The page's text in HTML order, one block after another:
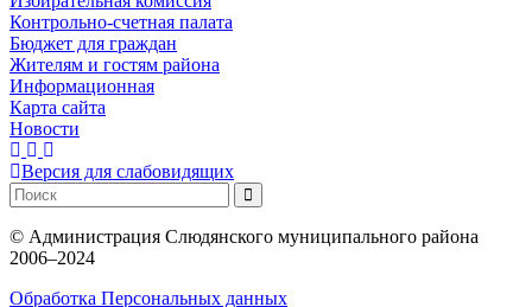
Контрольно-счетная палата
Бюджет для граждан
Жителям и гостям района
Информационная
Карта сайта
Новости
Версия для слабовидящих
© Администрация Слюдянского муниципального района
2006–2024
Обработка Персональных данных